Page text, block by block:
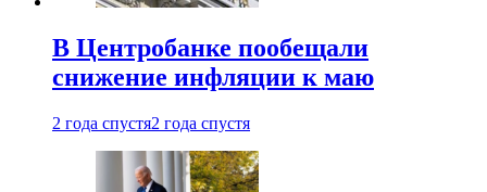
В Центробанке пообещали
снижение инфляции к маю
2 года спустя2 года спустя